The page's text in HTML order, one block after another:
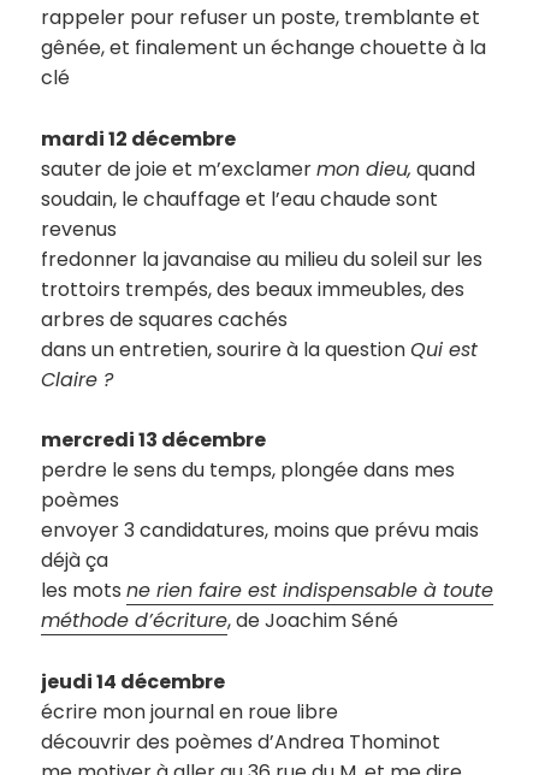
rappeler pour refuser un poste, tremblante et
gênée, et finalement un échange chouette à la
clé
mardi 12 décembre
sauter de joie et m’exclamermon dieu, quand
soudain, le chauffage et l’eau chaude sont
revenus
fredonner la javanaise au milieu du soleil sur les
trottoirs trempés, des beaux immeubles, des
arbres de squares cachés
dans un entretien, sourire à la questionQui est
Claire ?
mercredi 13 décembre
perdre le sens du temps, plongée dans mes
poèmes
envoyer 3 candidatures, moins que prévu mais
déjà ça
les motsne rien faire est indispensable à toute
méthode d’écriture, de Joachim Séné
jeudi 14 décembre
écrire mon journal en roue libre
découvrir des poèmes d’Andrea Thominot